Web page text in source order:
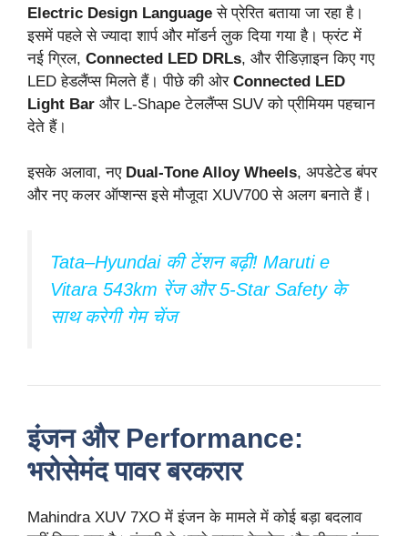
Electric Design Language से प्रेरित बताया जा रहा है।
इसमें पहले से ज्यादा शार्प और मॉडर्न लुक दिया गया है। फ्रंट में
नई ग्रिल, Connected LED DRLs, और रीडिज़ाइन किए गए
LED हेडलैंप्स मिलते हैं। पीछे की ओर Connected LED
Light Bar और L-Shape टेललैंप्स SUV को प्रीमियम पहचान
देते हैं।
इसके अलावा, नए Dual-Tone Alloy Wheels, अपडेटेड बंपर
और नए कलर ऑप्शन्स इसे मौजूदा XUV700 से अलग बनाते हैं।
Tata–Hyundai की टेंशन बढ़ी! Maruti e
Vitara 543km रेंज और 5-Star Safety के
साथ करेगी गेम चेंज
इंजन और Performance:
भरोसेमंद पावर बरकरार
Mahindra XUV 7XO में इंजन के मामले में कोई बड़ा बदलाव